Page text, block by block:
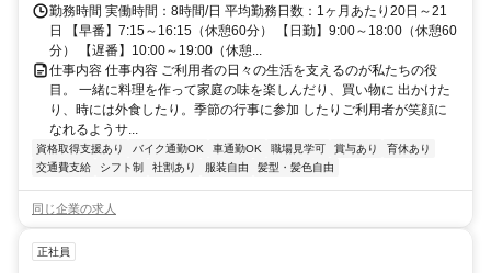
勤務時間 実働時間：8時間/日 平均勤務日数：1ヶ月あたり20日～21
日 【早番】7:15～16:15（休憩60分） 【日勤】9:00～18:00（休憩60
分） 【遅番】10:00～19:00（休憩...
仕事内容 仕事内容 ご利用者の日々の生活を支えるのが私たちの役
目。 一緒に料理を作って家庭の味を楽しんだり、買い物に 出かけた
り、時には外食したり。季節の行事に参加 したりご利用者が笑顔に
なれるようサ...
資格取得支援あり バイク通勤OK 車通勤OK 職場見学可 賞与あり
育休あり
交通費支給
シフト制 社割あり 服装自由 髪型・髪色自由
同じ企業の求人
正社員